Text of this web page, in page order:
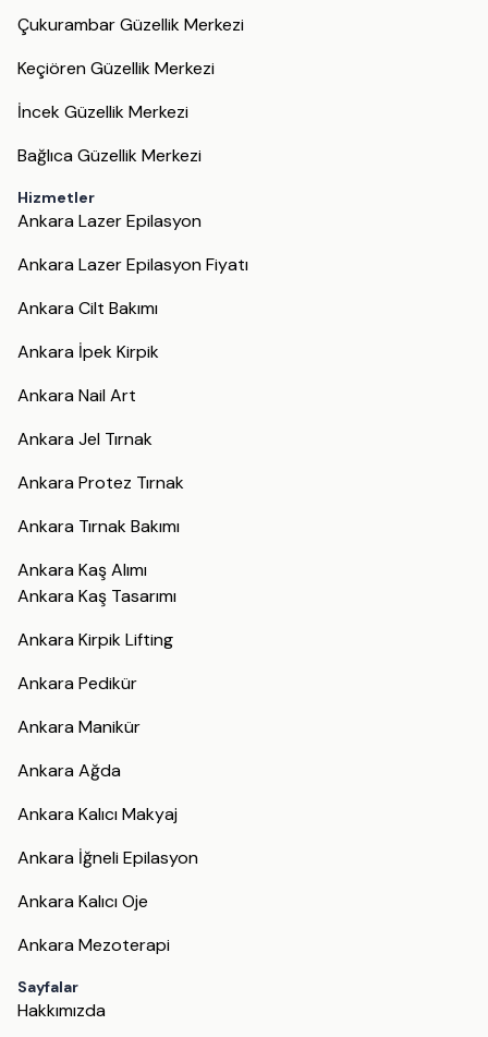
Çukurambar Güzellik Merkezi
Keçiören Güzellik Merkezi
İncek Güzellik Merkezi
Bağlıca Güzellik Merkezi
Hizmetler
Ankara Lazer Epilasyon
Ankara Lazer Epilasyon Fiyatı
Ankara Cilt Bakımı
Ankara İpek Kirpik
Ankara Nail Art
Ankara Jel Tırnak
Ankara Protez Tırnak
Ankara Tırnak Bakımı
Ankara Kaş Alımı
Ankara Kaş Tasarımı
Ankara Kirpik Lifting
Ankara Pedikür
Ankara Manikür
Ankara Ağda
Ankara Kalıcı Makyaj
Ankara İğneli Epilasyon
Ankara Kalıcı Oje
Ankara Mezoterapi
Sayfalar
Hakkımızda